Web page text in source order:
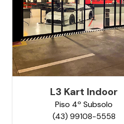
L3 Kart Indoor
Piso 4º Subsolo
(43) 99108-5558